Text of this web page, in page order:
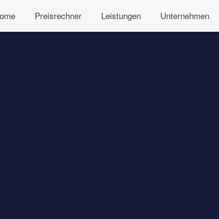
Preisrechner Leistungen Unternehmen